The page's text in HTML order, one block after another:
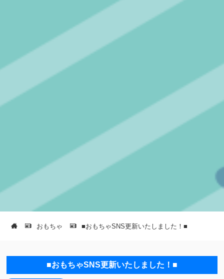
おもちゃ ■おもちゃSNS更新いたしました！■
■おもちゃSNS更新いたしました！■